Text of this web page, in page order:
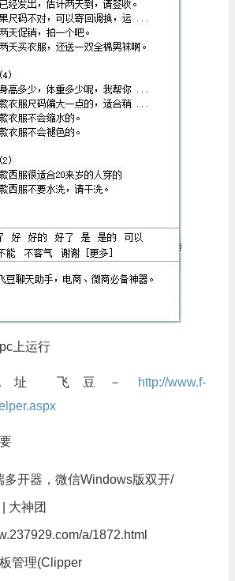
上运行
址 飞豆－
http://www.f-
多开器，微信Windows版双开/
大神团
a/1872.html
管理(Clipper